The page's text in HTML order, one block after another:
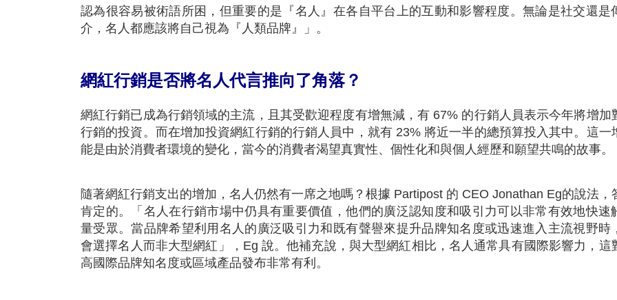
認為很容易被術語所困，但重要的是『名人』在各自平台上的互動和影響程度。無論是社交還是
介，名人都應該將自己視為『人類品牌』」。
網紅行銷是否將名人代言推向了角落？
網紅行銷已成為行銷領域的主流，且其受歡迎程度有增無減，有 67% 的行銷人員表示今年將增加
行銷的投資。而在增加投資網紅行銷的行銷人員中，就有 23% 將近一半的總預算投入其中。這一
能是由於消費者環境的變化，當今的消費者渴望真實性、個性化和與個人經歷和願望共鳴的故事。
隨著網紅行銷支出的增加，名人仍然有一席之地嗎？根據 Partipost 的 CEO Jonathan Eg的說法，
肯定的。「名人在行銷市場中仍具有重要價值，他們的廣泛認知度和吸引力可以非常有效地快速
量受眾。當品牌希望利用名人的廣泛吸引力和既有聲譽來提升品牌知名度或迅速進入主流視野時
會選擇名人而非大型網紅」，Eg 說。他補充說，與大型網紅相比，名人通常具有國際影響力，這
高國際品牌知名度或區域產品發布非常有利。